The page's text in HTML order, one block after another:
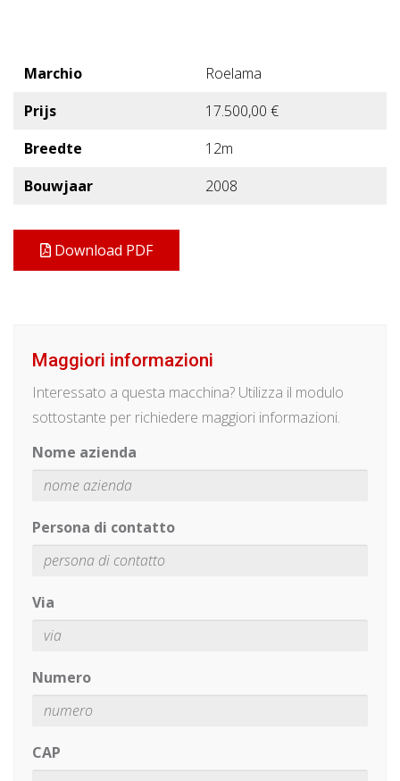
Marchio
Roelama
Prijs
17.500,00 €
Breedte
12m
Bouwjaar
2008
Download PDF
Maggiori informazioni
Interessato a questa macchina? Utilizza il modulo
sottostante per richiedere maggiori informazioni.
Nome azienda
Persona di contatto
Via
Numero
CAP